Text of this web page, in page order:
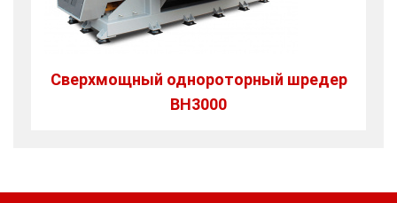
Сверхмощный однороторный шредер
BH3000